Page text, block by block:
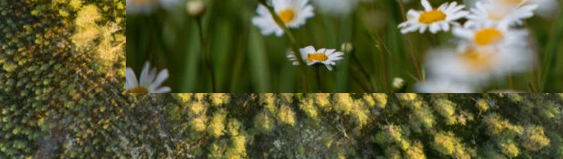
LAUSUNNOT|24.6.2026